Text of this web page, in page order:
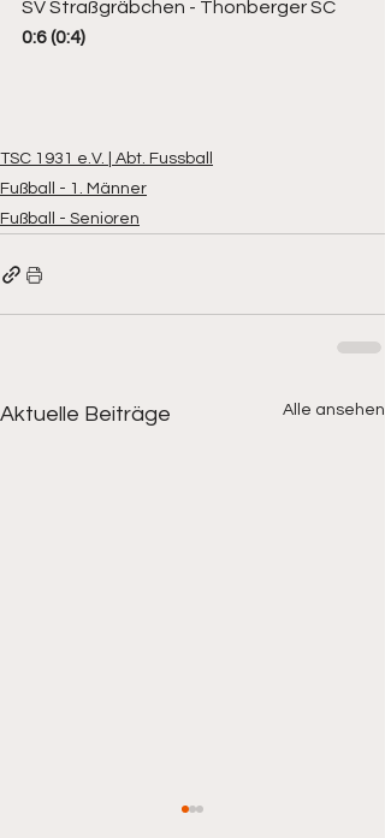
SV Straßgräbchen - Thonberger SC
0:6 (0:4)
TSC 1931 e.V. | Abt. Fussball
Fußball - 1. Männer
Fußball - Senioren
Aktuelle Beiträge Alle ansehen